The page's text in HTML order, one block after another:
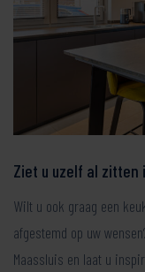
Ziet u uzelf al zitten
Wilt u ook graag een
afgestemd op uw
Maassluis en laat u